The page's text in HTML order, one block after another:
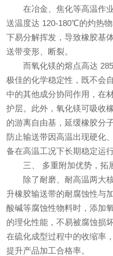
在冶金、焦化等高温作业
送温度达 120-180℃的灼热
下易分解挥发，导致橡胶基
送带变形、断裂。
而氧化镁的熔点高达
极佳的化学稳定性，既不会
中的其他成分协同作用，在
护层。此外，氧化镁可吸收
的游离自由基，延缓橡胶分
防止输送带因高温出现硬化
备在高温工况下长期稳定运行
三、 多重附加优势，拓
除了耐磨、耐高温两大核
升橡胶输送带的耐腐蚀性与
酸碱等腐蚀性物料时，添加
的理化性能，不易被腐蚀损
在硫化成型过程中的收缩率
提升产品加工合格率。